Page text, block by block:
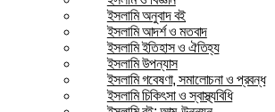
ইসলামি অনুবাদ বই
ইসলামি আদর্শ ও মতবাদ
ইসলামি ইতিহাস ও ঐতিহ্য
ইসলামি উপন্যাস
ইসলামি গবেষণা, সমালোচনা ও প্রবন্ধ
ইসলামি চিকিৎসা ও স্বাস্থ্যবিধি